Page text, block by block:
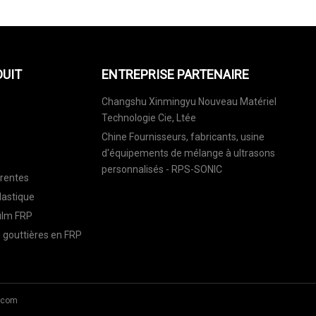
FRP
en FRP
ENTREPRISE PARTENAIRE
Changshu Xinmingyu Nouveau Matériel
Technologie Cie, Ltée
Chine Fournisseurs, fabricants, usine
d'équipements de mélange à ultrasons
personnalisés - RPS-SONIC